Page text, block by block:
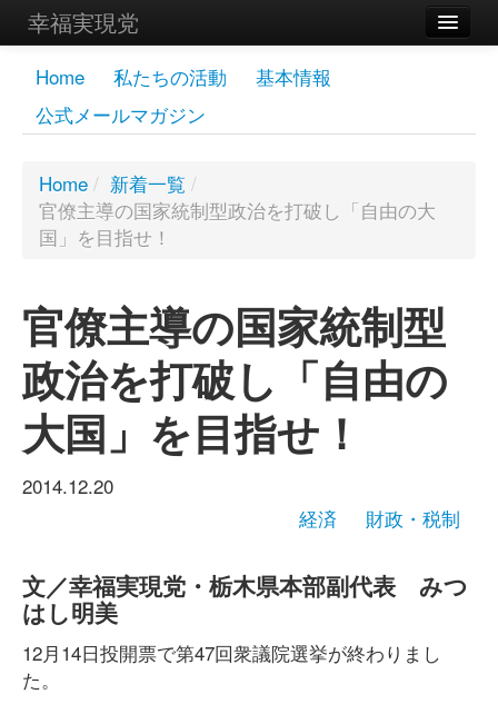
幸福実現党
メンバーズページ
党員
お問い合わせ
Home 私たちの活動
基本情報
公式メールマガジン
Home / 新着一覧 /
官僚主導の国家統制型政治を打破し「自由の大
国」を目指せ！
官僚主導の国家統制型
政治を打破し「自由の
大国」を目指せ！
2014.12.20
経済
財政・税制
文／幸福実現党・栃木県本部副代表 みつ
はし明美
12月14日投開票で第47回衆議院選挙が終わりまし
た。